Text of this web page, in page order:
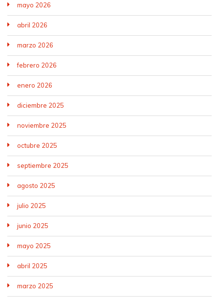
mayo 2026
abril 2026
marzo 2026
febrero 2026
enero 2026
diciembre 2025
noviembre 2025
octubre 2025
septiembre 2025
agosto 2025
julio 2025
junio 2025
mayo 2025
abril 2025
marzo 2025